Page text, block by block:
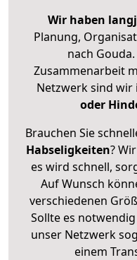
Wir haben
Planung,
nach
Zusammenarbeit
Netzwerk sind wir
oder
Brauchen Sie
Habseligkeiten?
es wird schnell,
Auf Wunsch
verschiedenen
Sollte es
unser Netzwerk
einem